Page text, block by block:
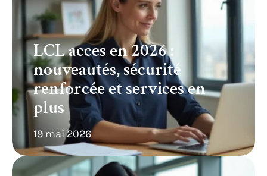
LCL acces en 2026 :
nouveautés, sécurité
renforcée et services en
plus
19 mai 2026